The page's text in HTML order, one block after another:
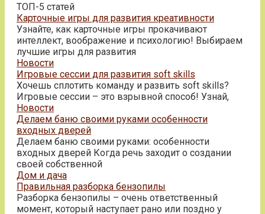
ТОП-5 статей
Карточные игры для развития креативности
Узнайте, как карточные игры прокачивают
интеллект, воображение и психологию! Выбираем
лучшие игры для развития
Новости
Игровые сессии для развития soft skills
Хочешь сплотить команду и развить soft skills?
Игровые сессии – это взрывной способ! Узнай,
Новости
Делаем баню своими руками особенности
входных дверей
Делаем баню своими руками: особенности
входных дверей Когда речь заходит о создании
своей собственной
Дом и дача
Правильная разборка бензопилы
Разборка бензопилы – очень ответственный
момент, который наступает рано или поздно у